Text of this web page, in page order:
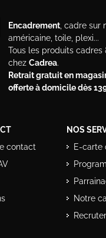
Encadrement, cadre sur
américaine, toile, plexi...
Tous les produits cadres
chez Cadrea.
Retrait gratuit en
offerte à domicile dès
contact
NOS
E-carte
Notre